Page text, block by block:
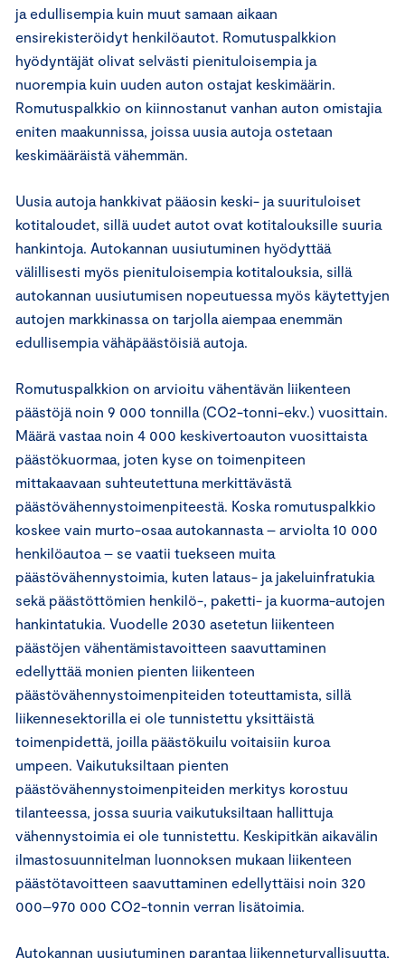
ja edullisempia kuin muut samaan aikaan
ensirekisteröidyt henkilöautot. Romutuspalkkion
hyödyntäjät olivat selvästi pienituloisempia ja
nuorempia kuin uuden auton ostajat keskimäärin.
Romutuspalkkio on kiinnostanut vanhan auton omistajia
eniten maakunnissa, joissa uusia autoja ostetaan
keskimääräistä vähemmän.
Uusia autoja hankkivat pääosin keski- ja suurituloiset
kotitaloudet, sillä uudet autot ovat kotitalouksille suuria
hankintoja. Autokannan uusiutuminen hyödyttää
välillisesti myös pienituloisempia kotitalouksia, sillä
autokannan uusiutumisen nopeutuessa myös käytettyjen
autojen markkinassa on tarjolla aiempaa enemmän
edullisempia vähäpäästöisiä autoja.
Romutuspalkkion on arvioitu vähentävän liikenteen
päästöjä noin 9 000 tonnilla (CO2-tonni-ekv.) vuosittain.
Määrä vastaa noin 4 000 keskivertoauton vuosittaista
päästökuormaa, joten kyse on toimenpiteen
mittakaavaan suhteutettuna merkittävästä
päästövähennystoimenpiteestä. Koska romutuspalkkio
koskee vain murto-osaa autokannasta – arviolta 10 000
henkilöautoa – se vaatii tuekseen muita
päästövähennystoimia, kuten lataus- ja jakeluinfratukia
sekä päästöttömien henkilö-, paketti- ja kuorma-autojen
hankintatukia. Vuodelle 2030 asetetun liikenteen
päästöjen vähentämistavoitteen saavuttaminen
edellyttää monien pienten liikenteen
päästövähennystoimenpiteiden toteuttamista, sillä
liikennesektorilla ei ole tunnistettu yksittäistä
toimenpidettä, joilla päästökuilu voitaisiin kuroa
umpeen. Vaikutuksiltaan pienten
päästövähennystoimenpiteiden merkitys korostuu
tilanteessa, jossa suuria vaikutuksiltaan hallittuja
vähennystoimia ei ole tunnistettu. Keskipitkän aikavälin
ilmastosuunnitelman luonnoksen mukaan liikenteen
päästötavoitteen saavuttaminen edellyttäisi noin 320
000–970 000 CO2-tonnin verran lisätoimia.
Autokannan uusiutuminen parantaa liikenneturvallisuutta,